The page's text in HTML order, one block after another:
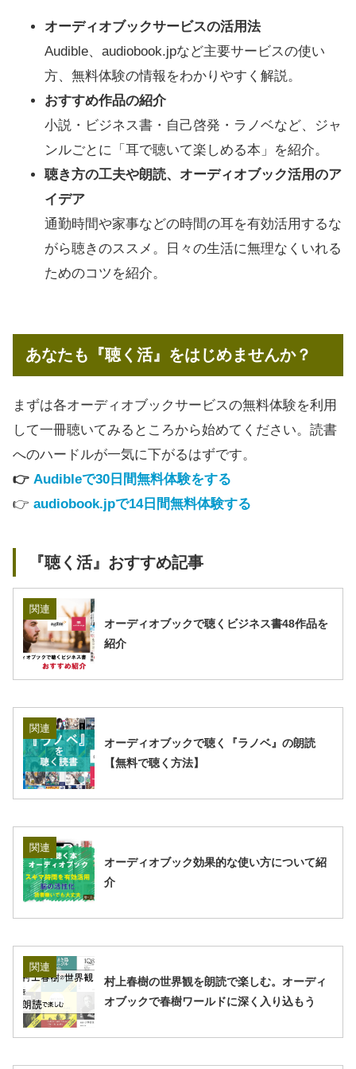
オーディオブックサービスの活用法
Audible、audiobook.jpなど主要サービスの使い
方、無料体験の情報をわかりやすく解説。
おすすめ作品の紹介
小説・ビジネス書・自己啓発・ラノベなど、ジャ
ンルごとに「耳で聴いて楽しめる本」を紹介。
聴き方の工夫や朗読、オーディオブック活用のア
イデア
通勤時間や家事などの時間の耳を有効活用するな
がら聴きのススメ。日々の生活に無理なくいれる
ためのコツを紹介。
あなたも『聴く活』をはじめませんか？
まずは各オーディオブックサービスの無料体験を利用
して一冊聴いてみるところから始めてください。読書
へのハードルが一気に下がるはずです。
👉️ Audibleで30日間無料体験をする
👉️ audiobook.jpで14日間無料体験する
『聴く活』おすすめ記事
関連
オーディオブックで聴くビジネス書48作品を
紹介
関連
オーディオブックで聴く『ラノベ』の朗読
【無料で聴く方法】
関連
オーディオブック効果的な使い方について紹
介
関連
村上春樹の世界観を朗読で楽しむ。オーディ
オブックで春樹ワールドに深く入り込もう